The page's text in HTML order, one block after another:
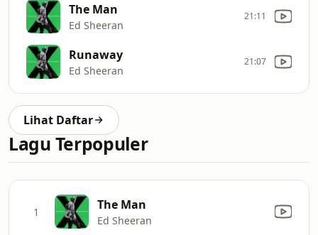
The Man
Ed Sheeran
21:11
Runaway
Ed Sheeran
21:07
Lihat Daftar
Lagu Terpopuler
1 The Man
Ed Sheeran